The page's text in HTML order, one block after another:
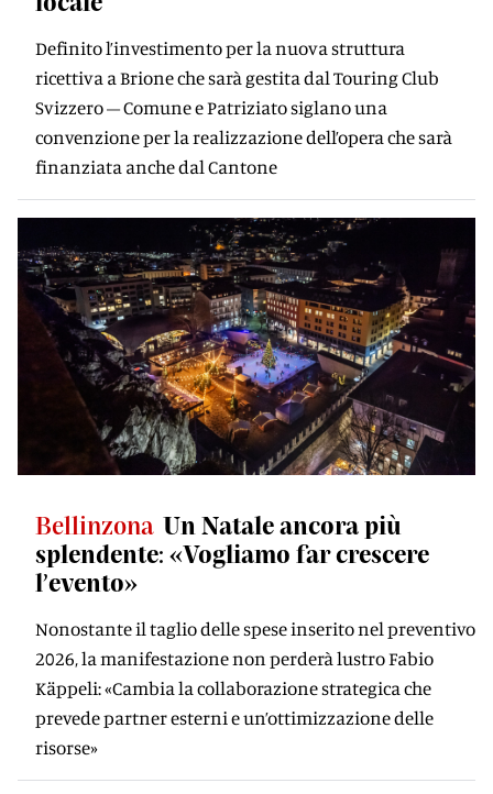
Definito l’investimento per la nuova struttura
ricettiva a Brione che sarà gestita dal Touring Club
Svizzero – Comune e Patriziato siglano una
convenzione per la realizzazione dell’opera che sarà
finanziata anche dal Cantone
Bellinzona Un Natale ancora più
splendente: «Vogliamo far crescere
l’evento»
Nonostante il taglio delle spese inserito nel preventivo
2026, la manifestazione non perderà lustro Fabio
Käppeli: «Cambia la collaborazione strategica che
prevede partner esterni e un’ottimizzazione delle
risorse»